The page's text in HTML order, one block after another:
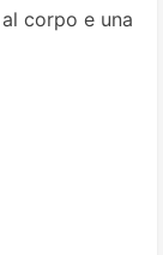
corpo e una